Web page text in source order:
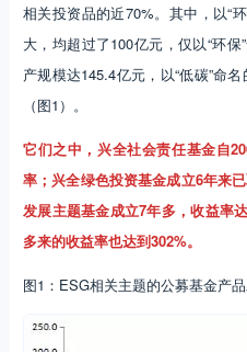
相关投资品的近70%。其中，以“
大，均超过了100亿元，仅以“环
产规模达145.4亿元，以“低碳”命
（图1）。
它们之中，兴全社会责任基金自
率；兴全绿色投资基金成立6年来
发展主题基金成立7年多，收益率
多来的收益率也达到302%。
图1：ESG相关主题的公募基金产